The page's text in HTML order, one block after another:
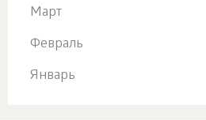
Март
Февраль
Январь